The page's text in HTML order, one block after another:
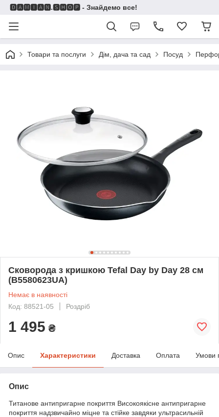
🅳🅰🅼🅸🅰🅽.🆂🅷🅾🅿 - Знайдемо все!
Товари та послуги Дім, дача та сад Посуд
Сковорода з кришкою Tefal Day by Day 28 см
(B5580623UA)
Немає в наявності
Код: 88521-05
Роздріб
1 495 ₴
Опис Характеристики Доставка Оплата Умови
Опис
Титанове антипригарне покриття Високоякісне антипригарне
покриття надзвичайно міцне та стійке завдяки ультрасильній